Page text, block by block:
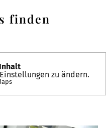
finden
zu ändern.